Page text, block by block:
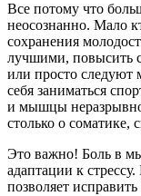
Все потому что
неосознанно. Мало
сохранения
лучшими, повысить
или просто
себя заниматься
и мышцы
столько о соматике,
Это важно! Боль в
адаптации к
позволяет исправить